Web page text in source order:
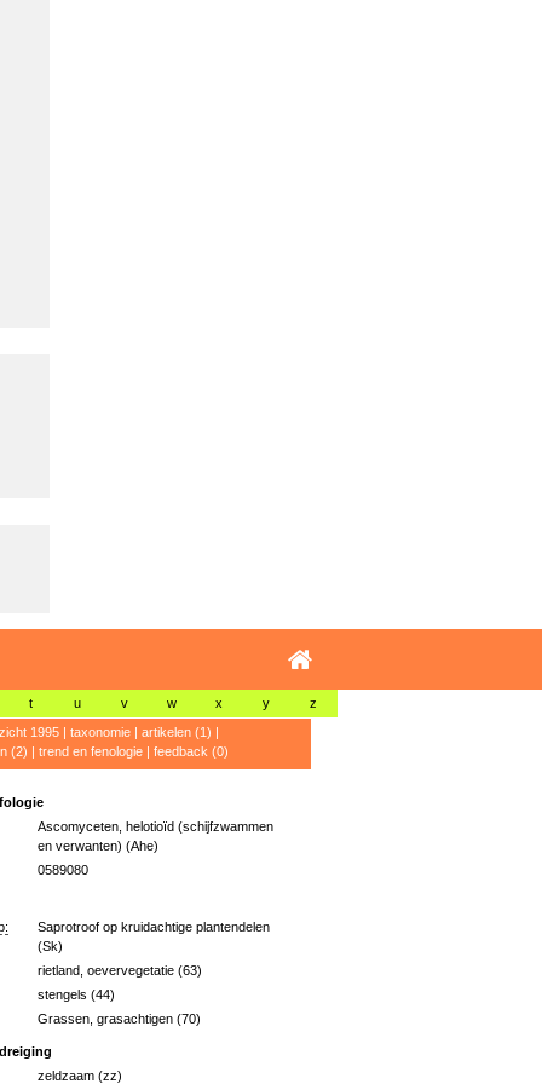
t u v w x y z
1995| taxonomie| artikelen (1) |
(2) | trend en fenologie| feedback (0)
Ascomyceten, helotioïd (schijfzwammen
en verwanten) (Ahe)
0589080
Saprotroof op kruidachtige plantendelen
(Sk)
rietland, oevervegetatie (63)
stengels (44)
Grassen, grasachtigen (70)
zeldzaam (zz)